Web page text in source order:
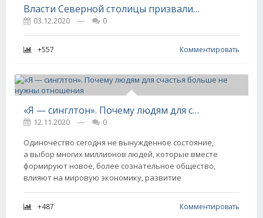
Власти Северной столицы призвали туристов не приезжать в город на Новый год
03.12.2020 --- 0
+557 Комментировать
«Я — синглтон». Почему людям для счастья больше не нужны отношения
12.11.2020 ---
0
Одиночество сегодня не вынужденное состояние,
а выбор многих миллионов людей, которые вместе
формируют новое, более сознательное общество,
влияют на мировую экономику, развитие
+487 Комментировать